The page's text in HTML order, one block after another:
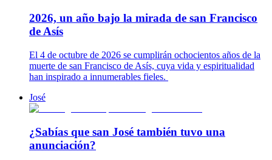
2026, un año bajo la mirada de san Francisco
de Asís
El 4 de octubre de 2026 se cumplirán ochocientos años de la
muerte de san Francisco de Asís, cuya vida y espiritualidad
han inspirado a innumerables fieles.
José
¿Sabías que san José también tuvo una
anunciación?